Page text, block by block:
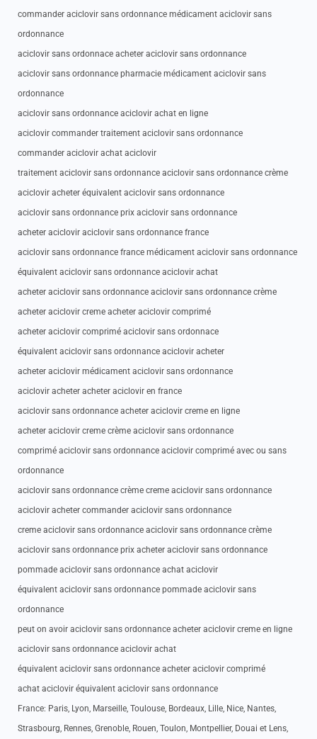
commander aciclovir sans ordonnance médicament aciclovir sans
ordonnance
aciclovir sans ordonnace acheter aciclovir sans ordonnance
aciclovir sans ordonnance pharmacie médicament aciclovir sans
ordonnance
aciclovir sans ordonnance aciclovir achat en ligne
aciclovir commander traitement aciclovir sans ordonnance
commander aciclovir achat aciclovir
traitement aciclovir sans ordonnance aciclovir sans ordonnance crème
aciclovir acheter équivalent aciclovir sans ordonnance
aciclovir sans ordonnance prix aciclovir sans ordonnance
acheter aciclovir aciclovir sans ordonnance france
aciclovir sans ordonnance france médicament aciclovir sans ordonnance
équivalent aciclovir sans ordonnance aciclovir achat
acheter aciclovir sans ordonnance aciclovir sans ordonnance crème
acheter aciclovir creme acheter aciclovir comprimé
acheter aciclovir comprimé aciclovir sans ordonnace
équivalent aciclovir sans ordonnance aciclovir acheter
acheter aciclovir médicament aciclovir sans ordonnance
aciclovir acheter acheter aciclovir en france
aciclovir sans ordonnance acheter aciclovir creme en ligne
acheter aciclovir creme crème aciclovir sans ordonnance
comprimé aciclovir sans ordonnance aciclovir comprimé avec ou sans
ordonnance
aciclovir sans ordonnance crème creme aciclovir sans ordonnance
aciclovir acheter commander aciclovir sans ordonnance
creme aciclovir sans ordonnance aciclovir sans ordonnance crème
aciclovir sans ordonnance prix acheter aciclovir sans ordonnance
pommade aciclovir sans ordonnance achat aciclovir
équivalent aciclovir sans ordonnance pommade aciclovir sans
ordonnance
peut on avoir aciclovir sans ordonnance acheter aciclovir creme en ligne
aciclovir sans ordonnance aciclovir achat
équivalent aciclovir sans ordonnance acheter aciclovir comprimé
achat aciclovir équivalent aciclovir sans ordonnance
France: Paris, Lyon, Marseille, Toulouse, Bordeaux, Lille, Nice, Nantes,
Strasbourg, Rennes, Grenoble, Rouen, Toulon, Montpellier, Douai et Lens,